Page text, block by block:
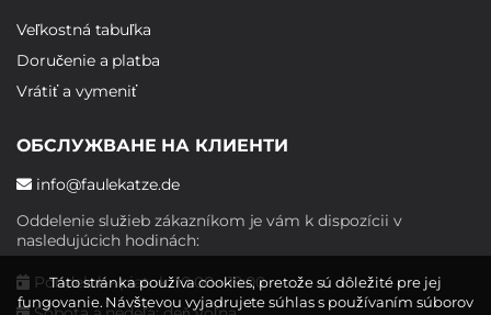
Veľkostná tabuľka
Doručenie a platba
Vrátiť a vymeniť
ОБСЛУЖВАНЕ НА КЛИЕНТИ
info@faulekatze.de
Oddelenie služieb zákazníkom je vám k dispozícii v
nasledujúcich hodinách:
Pondelok - piatok: 10:00 - 19:00
Táto stránka používa cookies, pretože sú dôležité pre jej
fungovanie. Návštevou vyjadrujete súhlas s používaním súborov